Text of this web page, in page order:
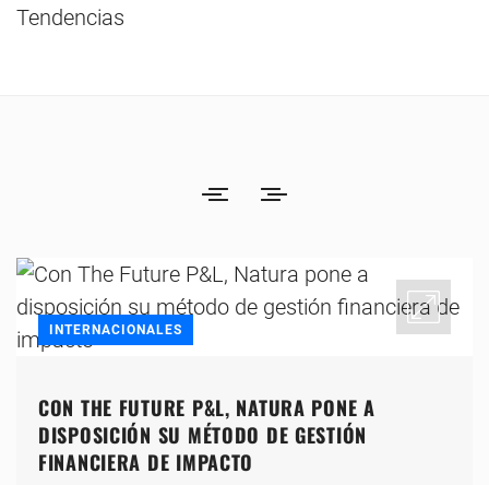
Tendencias
INTERNACIONALES
CON THE FUTURE P&L, NATURA PONE A
DISPOSICIÓN SU MÉTODO DE GESTIÓN
FINANCIERA DE IMPACTO